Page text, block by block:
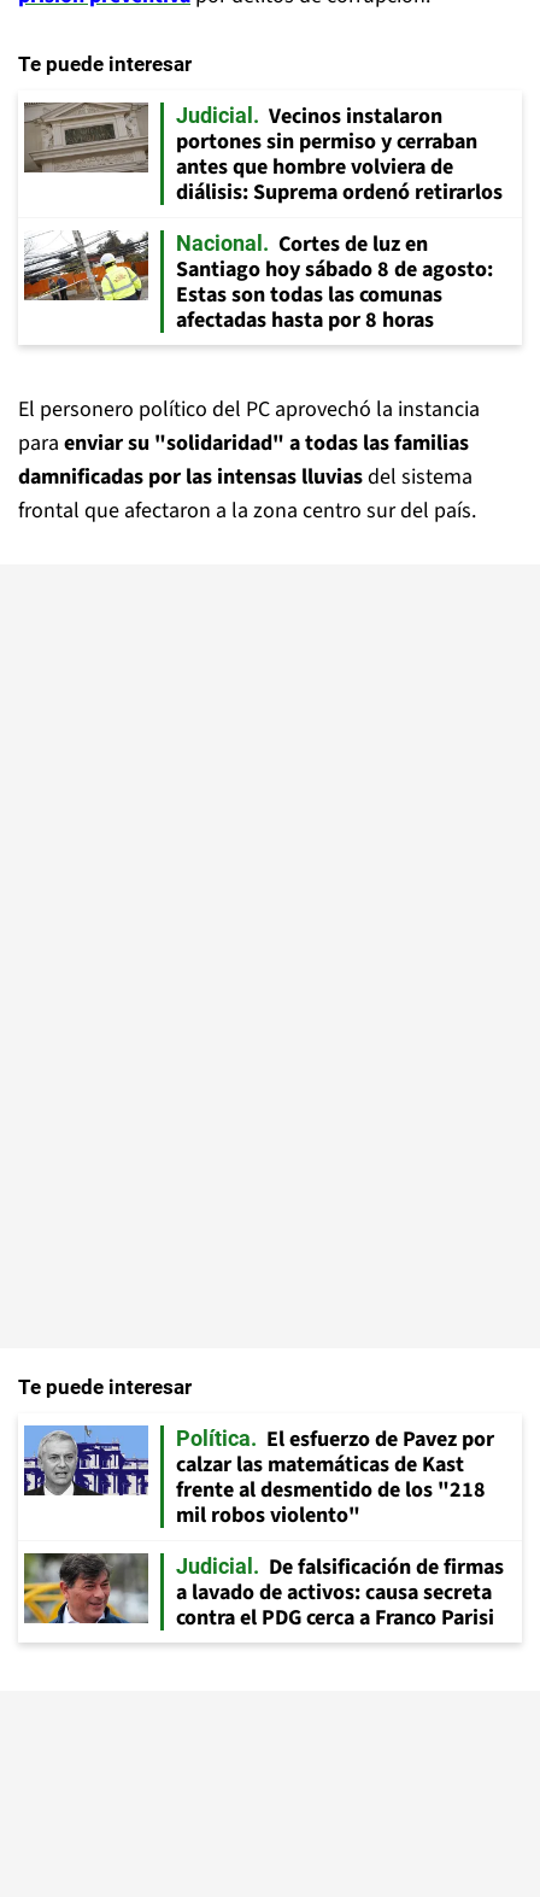
Te puede interesar
Judicial
Vecinos instalaron
portones sin permiso y cerraban
antes que hombre volviera de
diálisis: Suprema ordenó retirarlos
Nacional
Cortes de luz en
Santiago hoy sábado 8 de agosto:
Estas son todas las comunas
afectadas hasta por 8 horas
El personero político del PC aprovechó la instancia
para enviar su "solidaridad" a todas las familias
damnificadas por las intensas lluviasdel sistema
frontal que afectaron a la zona centro sur del país.
Te puede interesar
Política
El esfuerzo de Pavez por
calzar las matemáticas de Kast
frente al desmentido de los "218
mil robos violento"
Judicial
De falsificación de firmas
a lavado de activos: causa secreta
contra el PDG cerca a Franco Parisi